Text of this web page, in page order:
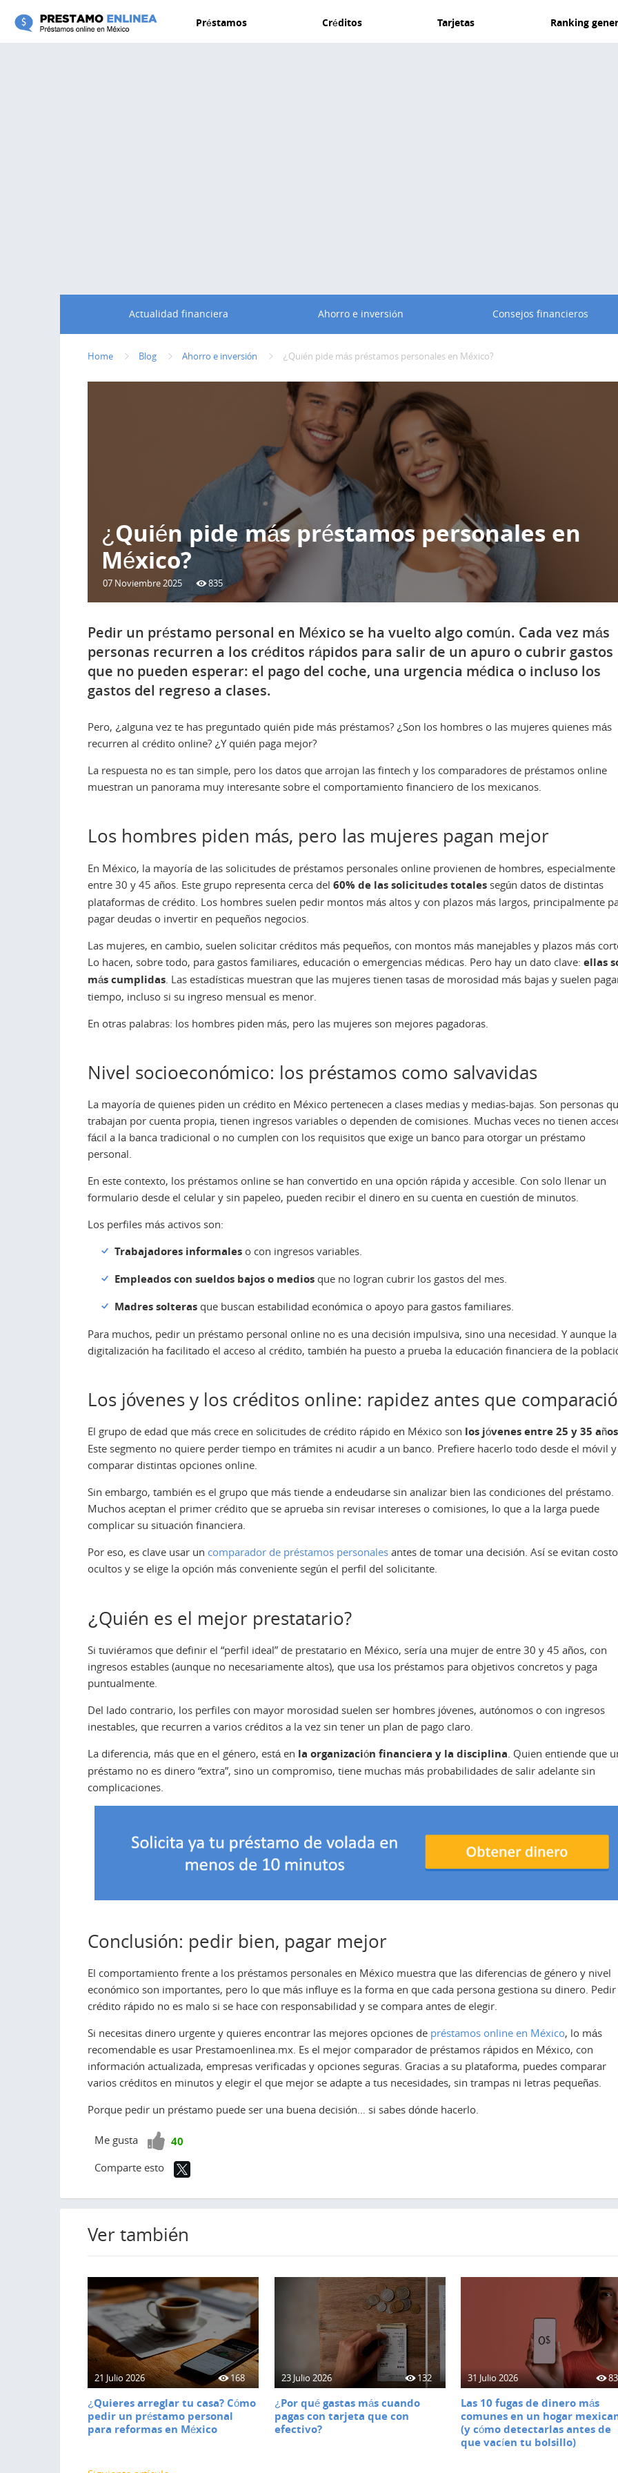
Préstamos Créditos Tarjetas Ranking
Actualidad financiera Ahorro e inversión Consejos financieros
Home Blog Ahorro e inversión ¿Quién pide más préstamos personales en México?
¿Quién pide más préstamos personales en
México?
07 Noviembre 2025 835
Pedir un préstamo personal en México se ha vuelto algo común. Cada vez más
personas recurren a los créditos rápidos para salir de un apuro o cubrir gastos
que no pueden esperar: el pago del coche, una urgencia médica o incluso los
gastos del regreso a clases.
Pero, ¿alguna vez te has preguntado quién pide más préstamos? ¿Son los hombres o las mujeres quienes más
recurren al crédito online? ¿Y quién paga mejor?
La respuesta no es tan simple, pero los datos que arrojan las fintech y los comparadores de préstamos online
muestran un panorama muy interesante sobre el comportamiento financiero de los mexicanos.
Los hombres piden más, pero las mujeres pagan mejor
En México, la mayoría de las solicitudes de préstamos personales online provienen de hombres, especialmente
entre 30 y 45 años. Este grupo representa cerca del 60% de las solicitudes totales según datos de distintas
plataformas de crédito. Los hombres suelen pedir montos más altos y con plazos más largos, principalmente
pagar deudas o invertir en pequeños negocios.
Las mujeres, en cambio, suelen solicitar créditos más pequeños, con montos más manejables y plazos más
Lo hacen, sobre todo, para gastos familiares, educación o emergencias médicas. Pero hay un dato clave: ellas
más cumplidas . Las estadísticas muestran que las mujeres tienen tasas de morosidad más bajas y suelen
tiempo, incluso si su ingreso mensual es menor.
En otras palabras: los hombres piden más, pero las mujeres son mejores pagadoras.
Nivel socioeconómico: los préstamos como salvavidas
La mayoría de quienes piden un crédito en México pertenecen a clases medias y medias-bajas. Son personas
trabajan por cuenta propia, tienen ingresos variables o dependen de comisiones. Muchas veces no tienen
fácil a la banca tradicional o no cumplen con los requisitos que exige un banco para otorgar un préstamo
personal.
En este contexto, los préstamos online se han convertido en una opción rápida y accesible. Con solo llenar un
formulario desde el celular y sin papeleo, pueden recibir el dinero en su cuenta en cuestión de minutos.
Los perfiles más activos son:
Trabajadores informales o con ingresos variables.
Empleados con sueldos bajos o medios que no logran cubrir los gastos del mes.
Madres solteras que buscan estabilidad económica o apoyo para gastos familiares.
Para muchos, pedir un préstamo personal online no es una decisión impulsiva, sino una necesidad. Y aunque la
digitalización ha facilitado el acceso al crédito, también ha puesto a prueba la educación financiera de la
Los jóvenes y los créditos online: rapidez antes que
El grupo de edad que más crece en solicitudes de crédito rápido en México son los jóvenes entre 25 y 35 años
Este segmento no quiere perder tiempo en trámites ni acudir a un banco. Prefiere hacerlo todo desde el móvil y
comparar distintas opciones online.
Sin embargo, también es el grupo que más tiende a endeudarse sin analizar bien las condiciones del préstamo.
Muchos aceptan el primer crédito que se aprueba sin revisar intereses o comisiones, lo que a la larga puede
complicar su situación financiera.
Por eso, es clave usar un comparador de préstamos personales antes de tomar una decisión. Así se evitan
ocultos y se elige la opción más conveniente según el perfil del solicitante.
¿Quién es el mejor prestatario?
Si tuviéramos que definir el “perfil ideal” de prestatario en México, sería una mujer de entre 30 y 45 años, con
ingresos estables (aunque no necesariamente altos), que usa los préstamos para objetivos concretos y paga
puntualmente.
Del lado contrario, los perfiles con mayor morosidad suelen ser hombres jóvenes, autónomos o con ingresos
inestables, que recurren a varios créditos a la vez sin tener un plan de pago claro.
La diferencia, más que en el género, está en la organización financiera y la disciplina . Quien entiende que
préstamo no es dinero “extra”, sino un compromiso, tiene muchas más probabilidades de salir adelante sin
complicaciones.
Conclusión: pedir bien, pagar mejor
El comportamiento frente a los préstamos personales en México muestra que las diferencias de género y nivel
económico son importantes, pero lo que más influye es la forma en que cada persona gestiona su dinero.
crédito rápido no es malo si se hace con responsabilidad y se compara antes de elegir.
Si necesitas dinero urgente y quieres encontrar las mejores opciones de préstamos online en México, lo más
recomendable es usar Prestamoenlinea.mx. Es el mejor comparador de préstamos rápidos en México, con
información actualizada, empresas verificadas y opciones seguras. Gracias a su plataforma, puedes comparar
varios créditos en minutos y elegir el que mejor se adapte a tus necesidades, sin trampas ni letras pequeñas.
Porque pedir un préstamo puede ser una buena decisión… si sabes dónde hacerlo.
Me gusta
¡Vota40
Comparte esto
Ver también
21 Julio 2026 168
¿Quieres arreglar tu casa? Cómo
pedir un préstamo personal
para reformas en México
23 Julio 2026 132
¿Por qué gastas más cuando
pagas con tarjeta que con
efectivo?
31 Julio 2026 83
Las 10 fugas de dinero más
comunes en un hogar
(y cómo detectarlas antes de
que vacíen tu bolsillo)